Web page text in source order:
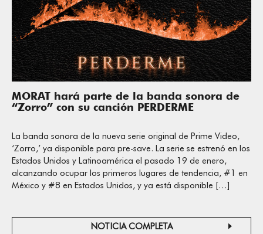
MORAT hará parte de la banda sonora de
“Zorro” con su canción PERDERME
La banda sonora de la nueva serie original de Prime Video,
‘Zorro,’ ya disponible para pre-save. La serie se estrenó en los
Estados Unidos y Latinoamérica el pasado 19 de enero,
alcanzando ocupar los primeros lugares de tendencia, #1 en
México y #8 en Estados Unidos, y ya está disponible […]
NOTICIA COMPLETA